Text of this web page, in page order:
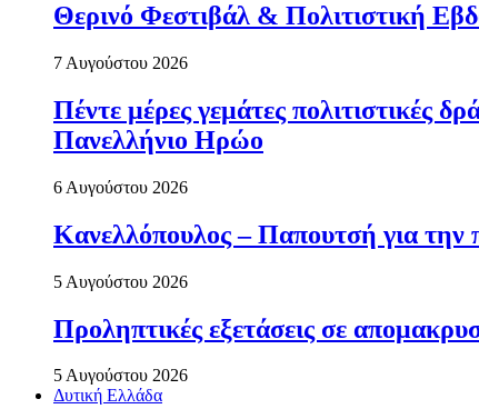
Θερινό Φεστιβάλ & Πολιτιστική
7 Αυγούστου 2026
Πέντε μέρες γεμάτες
Πανελλήνιο Ηρώο
6 Αυγούστου 2026
Κανελλόπουλος – Παπουτσή για την
5 Αυγούστου 2026
Προληπτικές εξετάσεις σε
5 Αυγούστου 2026
Δυτική Ελλάδα